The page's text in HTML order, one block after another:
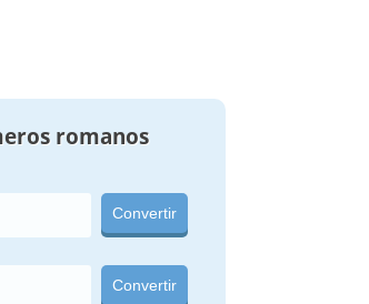
romanos
Convertir
Convertir